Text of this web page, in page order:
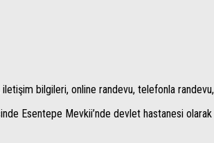
bilgileri, online randevu, telefonla
Esentepe Mevkii’nde devlet hastanesi